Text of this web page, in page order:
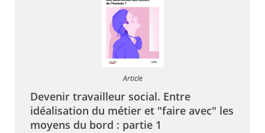
Article
Devenir travailleur social. Entre
idéalisation du métier et "faire avec" les
moyens du bord : partie 1